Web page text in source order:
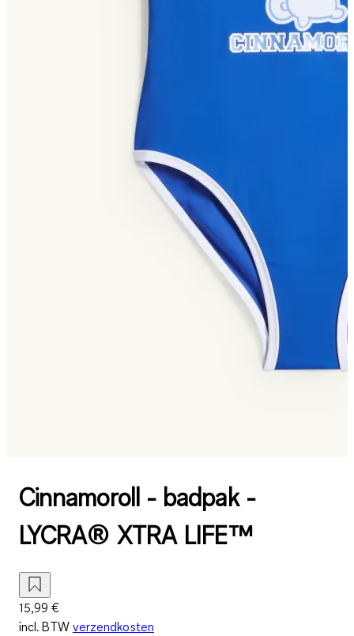
Cinnamoroll - badpak -
LYCRA® XTRA LIFE™
15,99 €
incl. BTW verzendkosten